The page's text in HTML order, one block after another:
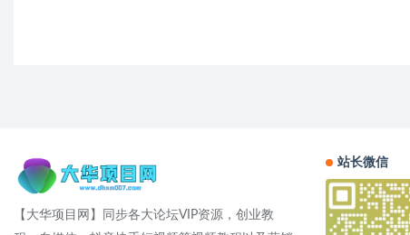
【大华项目网】同步各大论坛VIP资源，创业教
站长微信